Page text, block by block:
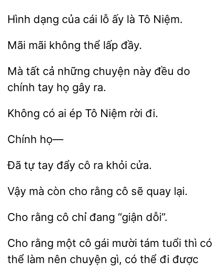
Hình của lỗ ấy là Tô
mãi lấp đầy.
Mà tất cả
này đều do
tay họ gây ra.
có ép Tô Niệm rời
Đã tự cô ra cửa.
Vậy mà rằng sẽ quay lại.
rằng cô chỉ “giận
rằng một cô
mười tám tuổi thì
thể làm nên chuyện gì, có thể đi được